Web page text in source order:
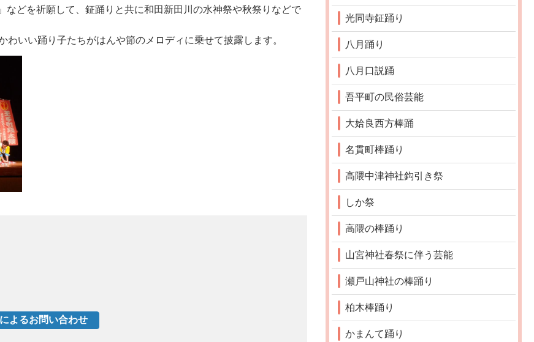
どを祈願して、鉦踊りと共に和田新田川の水神祭や秋祭りなどで
いい踊り子たちがはんや節のメロディに乗せて披露します。
光同寺鉦踊り
八月踊り
八月口説踊
吾平町の民俗芸能
大姶良西方棒踊
名貫町棒踊り
高隈中津神社鈎引き祭
しか祭
高隈の棒踊り
山宮神社春祭に伴う芸能
瀬戸山神社の棒踊り
柏木棒踊り
かまんて踊り